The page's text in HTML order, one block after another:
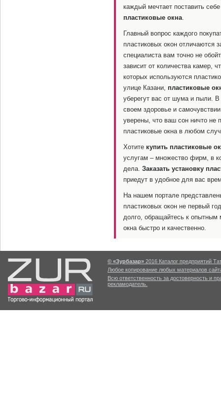
каждый мечтает поставить
пластиковые окна.
Главный вопрос каждого
пластиковых окон отличаются
специалиста вам точно не
зависит от количества камер,
которых используются
улице Казани, пластиковые
уберегут вас от шума и пыли.
своем здоровье и
уверены, что ваш сон ничто не
пластиковые окна в любом
Хотите купить пластиковые
услугам – множество фирм, в
дела. Заказать установку
приедут в удобное для вас
На нашем портале
пластиковых окон не первый
долго, обращайтесь к опытным
окна быстро и качественно.
© «Зурбазар» 2016 Каталог предприятий
Любое копирование любых материалов
Всю ответственность за достоверность и
рекламодатель.